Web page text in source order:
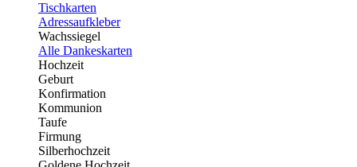
Tischkarten
Adressaufkleber
Wachssiegel
Alle Dankeskarten
Hochzeit
Geburt
Konfirmation
Kommunion
Taufe
Firmung
Silberhochzeit